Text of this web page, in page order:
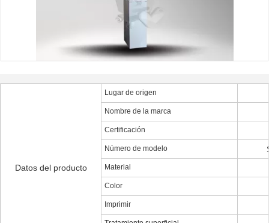
Datos del producto
Lugar de origen
Nombre de la marca
Certificación
Número de modelo
Material
Color
Imprimir